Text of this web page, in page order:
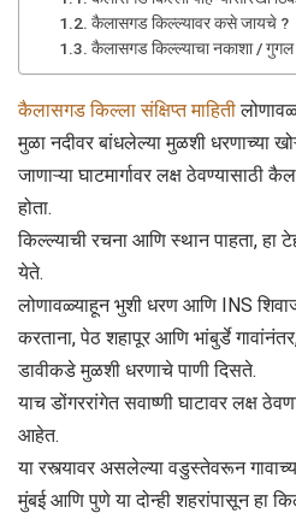
कैलासगड किल्ल्यावर कसे जायचे ?
कैलासगड किल्ल्याचा नकाशा / गुगल
कैलासगड किल्ला संक्षिप्त माहिती
मुळा नदीवर बांधलेल्या मुळशी धरणाच्या
जाणाऱ्या घाटमार्गावर लक्ष ठेवण्यासाठी
होता.
किल्ल्याची रचना आणि स्थान पाहता,
येते.
लोणावळ्याहून भुशी धरण आणि INS
करताना, पेठ शहापूर आणि भांबुर्डे
डावीकडे मुळशी धरणाचे पाणी दिसते.
याच डोंगररांगेत सवाष्णी घाटावर लक्ष
आहेत.
या रस्त्यावर असलेल्या वडुस्तेवरून
मुंबई आणि पुणे या दोन्ही शहरांपासून हा